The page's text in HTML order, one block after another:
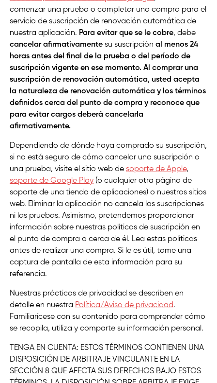
comenzar una prueba o completar una compra para el
servicio de suscripción de renovación automática de
nuestra aplicación. Para evitar que se le cobre, debe
cancelar afirmativamente su suscripción al menos 24
horas antes del final de la prueba o del período de
suscripción vigente en ese momento. Al comprar una
suscripción de renovación automática, usted acepta
la naturaleza de renovación automática y los términos
definidos cerca del punto de compra y reconoce que
para evitar cargos deberá cancelarla
afirmativamente.
Dependiendo de dónde haya comprado su suscripción,
si no está seguro de cómo cancelar una suscripción o
una prueba, visite el sitio web de soporte de Apple,
soporte de Google Play (o cualquier otra página de
soporte de una tienda de aplicaciones) o nuestros sitios
web. Eliminar la aplicación no cancela las suscripciones
ni las pruebas. Asimismo, pretendemos proporcionar
información sobre nuestras políticas de suscripción en
el punto de compra o cerca de él. Lea estas políticas
antes de realizar una compra. Si le es útil, tome una
captura de pantalla de esta información para su
referencia.
Nuestras prácticas de privacidad se describen en
detalle en nuestra Política/Aviso de privacidad.
Familiarícese con su contenido para comprender cómo
se recopila, utiliza y comparte su información personal.
TENGA EN CUENTA: ESTOS TÉRMINOS CONTIENEN UNA
DISPOSICIÓN DE ARBITRAJE VINCULANTE EN LA
SECCIÓN 8 QUE AFECTA SUS DERECHOS BAJO ESTOS